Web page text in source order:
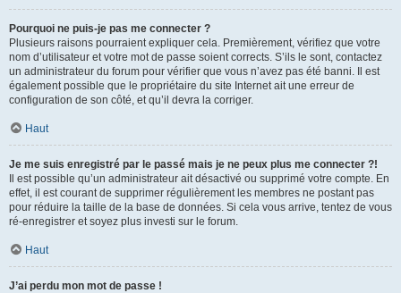
Pourquoi ne puis-je pas me connecter ?
Plusieurs raisons pourraient expliquer cela. Premièrement, vérifiez que votre
nom d’utilisateur et votre mot de passe soient corrects. S’ils le sont, contactez
un administrateur du forum pour vérifier que vous n’avez pas été banni. Il est
également possible que le propriétaire du site Internet ait une erreur de
configuration de son côté, et qu’il devra la corriger.
Haut
Je me suis enregistré par le passé mais je ne peux plus me connecter ?!
Il est possible qu’un administrateur ait désactivé ou supprimé votre compte. En
effet, il est courant de supprimer régulièrement les membres ne postant pas
pour réduire la taille de la base de données. Si cela vous arrive, tentez de vous
ré-enregistrer et soyez plus investi sur le forum.
Haut
J’ai perdu mon mot de passe !